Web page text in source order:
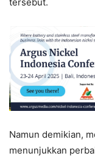
Namun demikian,
menunjukkan